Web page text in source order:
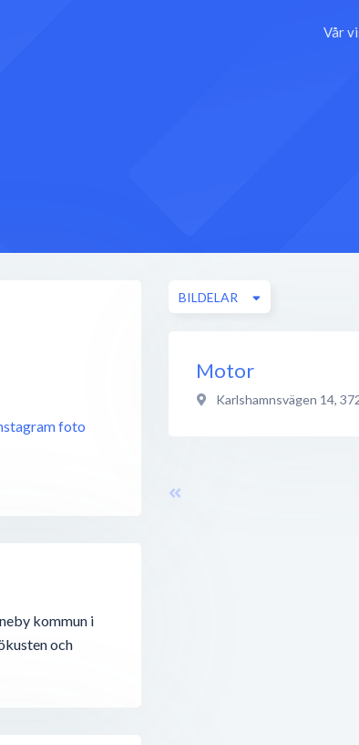
Vår
kommun i
och
BILDELAR
Motor
Karlshamnsvägen 14,